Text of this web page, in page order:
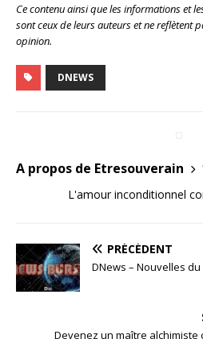
Ce contenu ainsi que les informations et
sont ceux de leurs auteurs et ne reflètent
opinion.
DNEWS
A propos de Etresouverain
L'amour inconditionnel
PRÉCÉDENT
DNews – Nouvelles du
Devenez un maître alchimiste